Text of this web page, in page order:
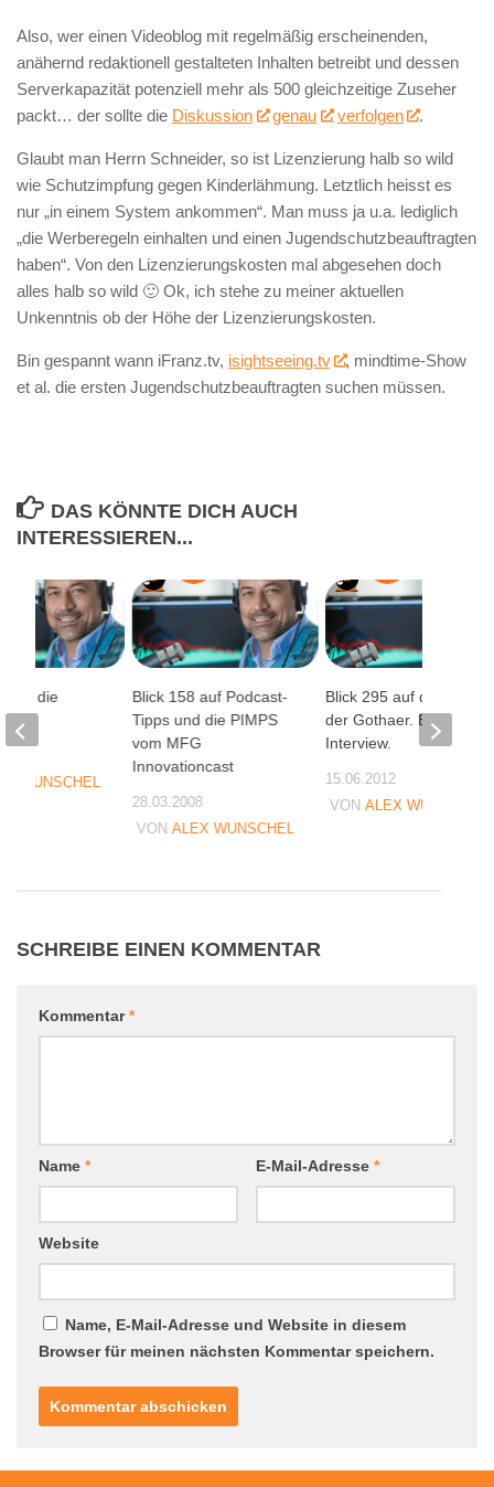
Also, wer einen Videoblog mit regelmäßig erscheinenden,
anähernd redaktionell gestalteten Inhalten betreibt und dessen
Serverkapazität potenziell mehr als 500 gleichzeitige Zuseher
packt… der sollte die Diskussion genau verfolgen .
Glaubt man Herrn Schneider, so ist Lizenzierung halb so wild
wie Schutzimpfung gegen Kinderlähmung. Letztlich heisst es
nur „in einem System ankommen“. Man muss ja u.a. lediglich
„die Werberegeln einhalten und einen Jugendschutzbeauftragten
haben“. Von den Lizenzierungskosten mal abgesehen doch
alles halb so wild 🙂 Ok, ich stehe zu meiner aktuellen
Unkenntnis ob der Höhe der Lizenzierungskosten.
Bin gespannt wann iFranz.tv, isightseeing.tv
, mindtime-Show
et al. die ersten Jugendschutzbeauftragten suchen müssen.
DAS KÖNNTE DICH AUCH
INTERESSIEREN...
Blick 158 auf Podcast-
Tipps und die PIMPS
vom MFG
Innovationcast
28.03.2008
VON ALEX WUNSCHEL
Blick 295 auf das Halali
der Gothaer. Ein
Interview.
15.06.2012
VONALEX WUNSCHEL
die
WUNSCHEL
SCHREIBE EINEN KOMMENTAR
Kommentar*
Name * E-Mail-Adresse *
Website
Name, E-Mail-Adresse und Website in diesem
Browser für meinen nächsten Kommentar speichern.